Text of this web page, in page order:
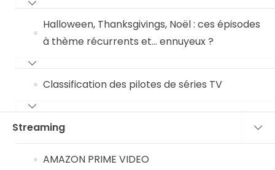
Halloween, Thanksgivings, Noël : ces épisodes
à thème récurrents et… ennuyeux ?
Classification des pilotes de séries TV
Streaming
AMAZON PRIME VIDEO